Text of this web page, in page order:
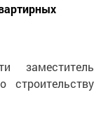
заместитель
строительству